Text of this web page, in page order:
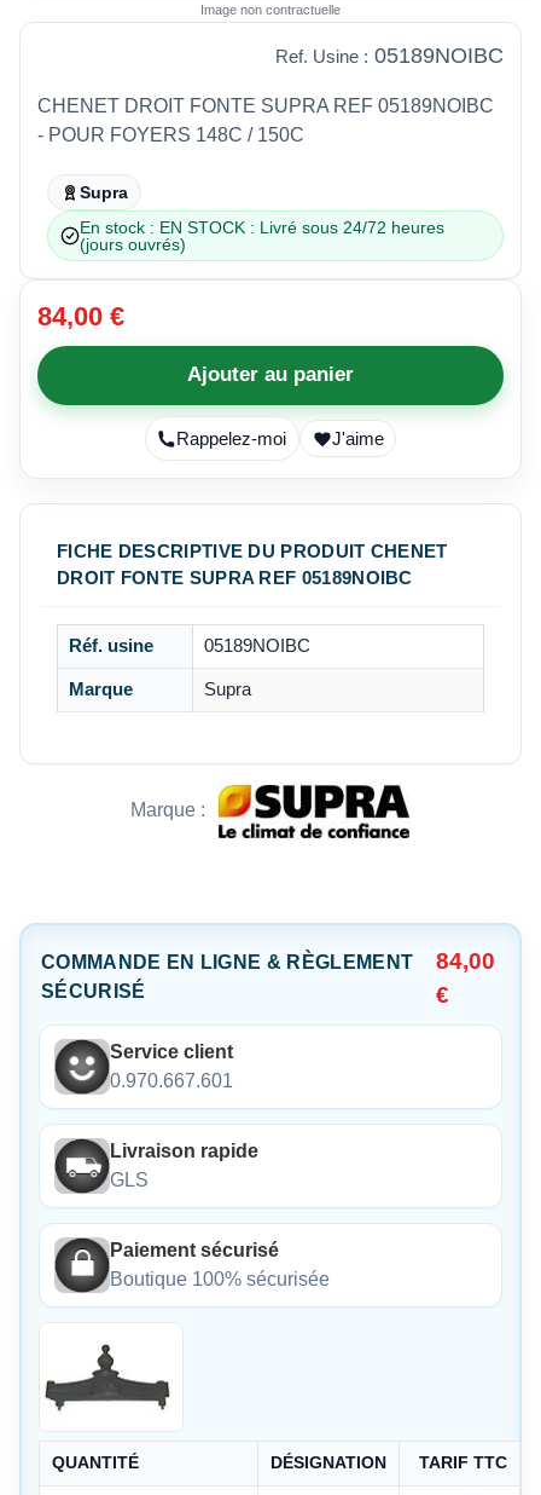
Image non contractuelle
Ref. Usine : 05189NOIBC
CHENET DROIT FONTE SUPRA REF 05189NOIBC
- POUR FOYERS 148C / 150C
Supra
En stock : EN STOCK : Livré sous 24/72 heures
(jours ouvrés)
84,00 €
Ajouter au panier
Rappelez-moi J'aime
FICHE DESCRIPTIVE DU PRODUIT CHENET
DROIT FONTE SUPRA REF 05189NOIBC
Réf. usine 05189NOIBC
Marque Supra
Marque :
COMMANDE EN LIGNE & RÈGLEMENT
SÉCURISÉ
84,00
€
Service client
0.970.667.601
Livraison rapide
GLS
Paiement sécurisé
Boutique 100% sécurisée
QUANTITÉ DÉSIGNATION TARIF TTC